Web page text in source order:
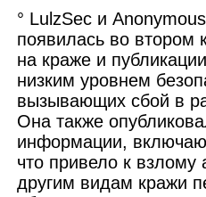
° LulzSec и
появилась во втором
на краже и
низким уровнем
вызывающих сбой в
Она также
информации,
что привело к взлому
другим видам кражи